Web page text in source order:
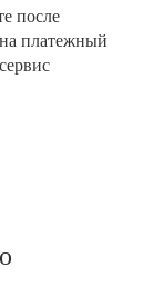
после
на платежный